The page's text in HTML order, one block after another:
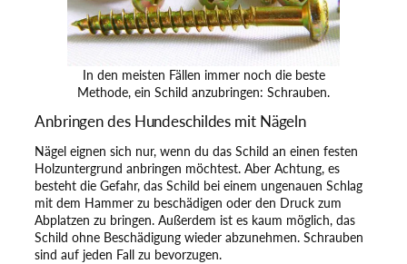
In den meisten Fällen immer noch die beste
Methode, ein Schild anzubringen: Schrauben.
Anbringen des Hundeschildes mit Nägeln
Nägel eignen sich nur, wenn du das Schild an einen festen
Holzuntergrund anbringen möchtest. Aber Achtung, es
besteht die Gefahr, das Schild bei einem ungenauen Schlag
mit dem Hammer zu beschädigen oder den Druck zum
Abplatzen zu bringen. Außerdem ist es kaum möglich, das
Schild ohne Beschädigung wieder abzunehmen. Schrauben
sind auf jeden Fall zu bevorzugen.